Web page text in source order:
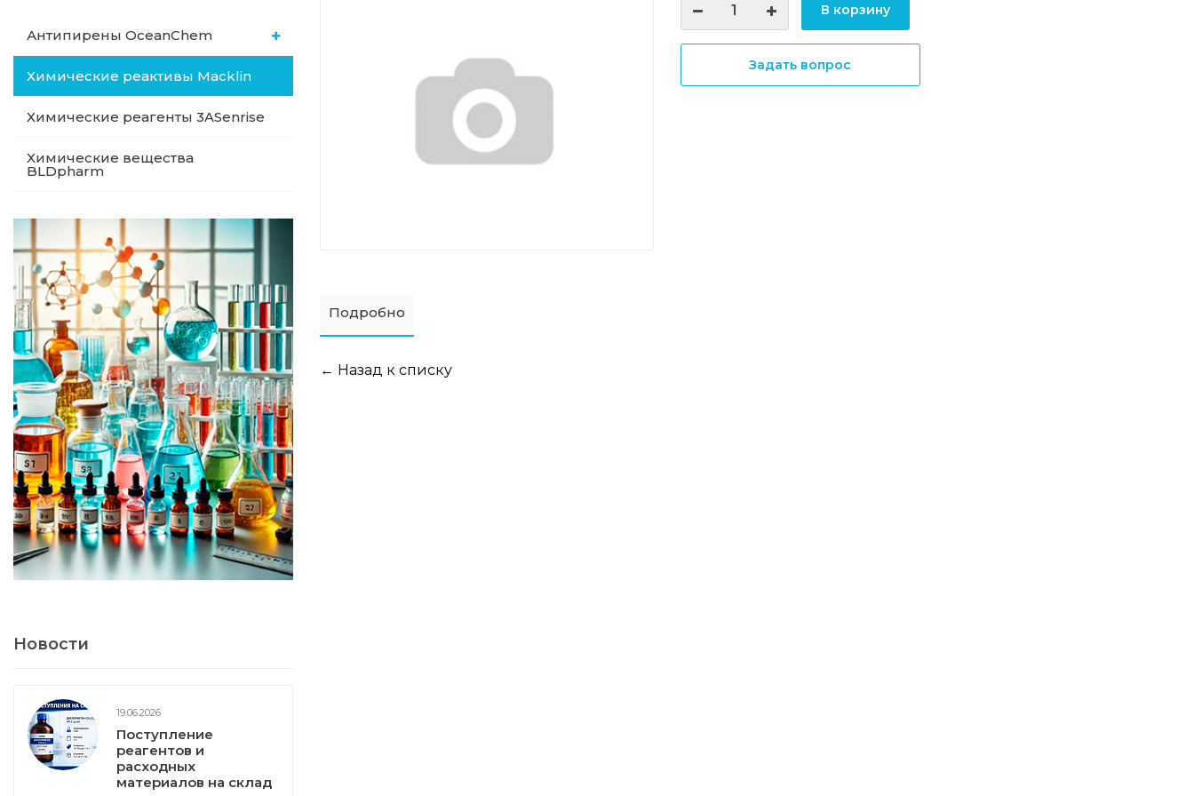
Антипирены OceanСhem
Химические реактивы Macklin
Химические реагенты 3ASenrise
Химические вещества
BLDpharm
Новости
19.06.2026
Поступление
реагентов и
расходных
материалов на склад
В корзину
Задать вопрос
Подробно
← Назад к списку